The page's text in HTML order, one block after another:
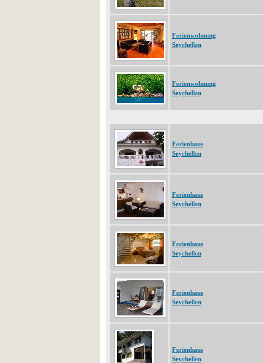
Ferienwohnung
Seychellen
Ferienwohnung
Seychellen
Ferienhaus
Seychellen
Ferienhaus
Seychellen
Ferienhaus
Seychellen
Ferienhaus
Seychellen
Ferienhaus
Seychellen